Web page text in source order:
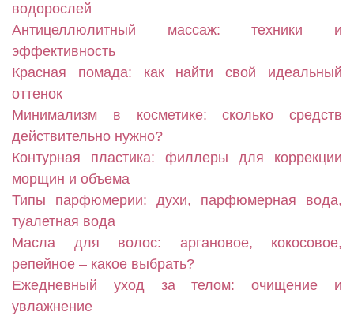
водорослей
Антицеллюлитный массаж: техники и
эффективность
Красная помада: как найти свой идеальный
оттенок
Минимализм в косметике: сколько средств
действительно нужно?
Контурная пластика: филлеры для коррекции
морщин и объема
Типы парфюмерии: духи, парфюмерная вода,
туалетная вода
Масла для волос: аргановое, кокосовое,
репейное – какое выбрать?
Ежедневный уход за телом: очищение и
увлажнение